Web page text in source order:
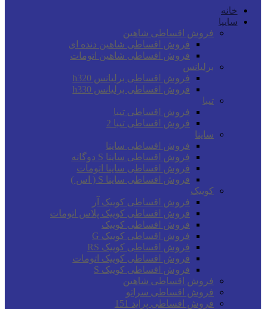
خانه
سایپا
فروش اقساطی شاهین
فروش اقساطی شاهین دنده ای
فروش اقساطی شاهین اتومات
برلیانس
فروش اقساطی برلیانس h320
فروش اقساطی برلیانس h330
تیبا
فروش اقساطی تیبا
فروش اقساطی تیبا 2
ساینا
فروش اقساطی ساینا
فروش اقساطی ساینا S دوگانه
فروش اقساطی ساینا اتومات
فروش اقساطی ساینا S ( اس )
کوییک
فروش اقساطی کوییک آر
فروش اقساطی کوییک پلاس اتومات
فروش اقساطی کوییک
فروش اقساطی کوییک G
فروش اقساطی کوییک RS
فروش اقساطی کوییک اتومات
فروش اقساطی کوییک S
فروش اقساطی شاهین
فروش اقساطی سراتو
فروش اقساطی پراید 151